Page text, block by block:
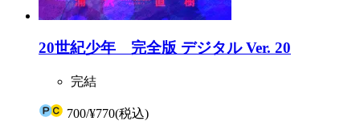
20世紀少年 完全版 デジタル Ver. 20
完結
700/¥770(税込)